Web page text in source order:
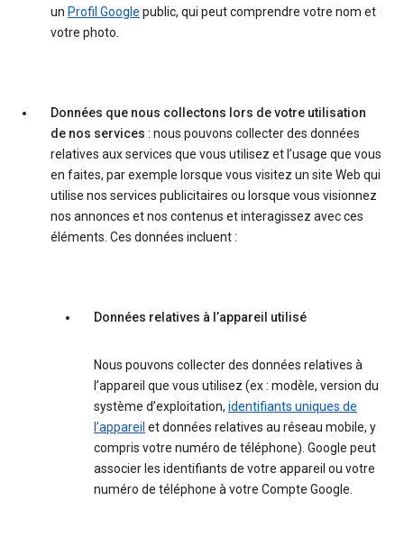
un Profil Google public, qui peut comprendre votre nom et
votre photo.
Données que nous collectons lors de votre utilisation
de nos services : nous pouvons collecter des données
relatives aux services que vous utilisez et l’usage que vous
en faites, par exemple lorsque vous visitez un site Web qui
utilise nos services publicitaires ou lorsque vous visionnez
nos annonces et nos contenus et interagissez avec ces
éléments. Ces données incluent :
Données relatives à l’appareil utilisé
Nous pouvons collecter des données relatives à
l’appareil que vous utilisez (ex : modèle, version du
système d’exploitation, identifiants uniques de
l’appareil et données relatives au réseau mobile, y
compris votre numéro de téléphone). Google peut
associer les identifiants de votre appareil ou votre
numéro de téléphone à votre Compte Google.